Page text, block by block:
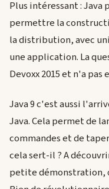
Plus intéressant :
permettre la
la distribution, avec
une application. La
Devoxx 2015 et n'a
Java 9 c'est aussi
Java. Cela permet de
commandes et de
cela sert-il ? A
petite démonstration,